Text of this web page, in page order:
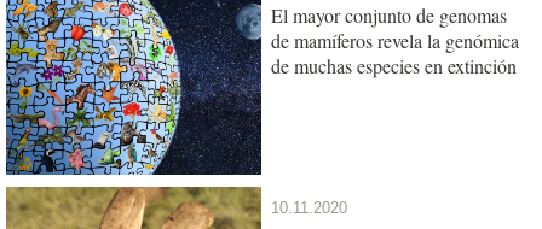
El mayor conjunto de genomas
de mamíferos revela la genómica
de muchas especies en extinción
10.11.2020